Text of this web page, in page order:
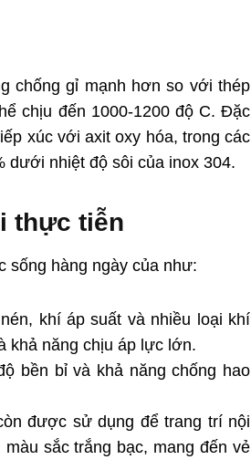
chống gỉ mạnh hơn so với thép
chịu đến 1000-1200 độ C. Đặc
xúc với axit oxy hóa, trong các
dưới nhiệt độ sôi của inox 304.
thực tiễn
sống hàng ngày của như:
khí áp suất và nhiều loại khí
khả năng chịu áp lực lớn.
bền bỉ và khả năng chống hao
được sử dụng để trang trí nội
sắc trắng bạc, mang đến vẻ